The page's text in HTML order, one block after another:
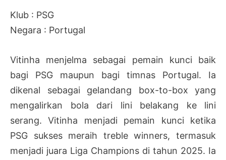
Klub : PSG
Negara : Portugal
Vitinha menjelma sebagai pemain kunci baik
bagi PSG maupun bagi timnas Portugal. Ia
dikenal sebagai gelandang box-to-box yang
mengalirkan bola dari lini belakang ke lini
serang. Vitinha menjadi pemain kunci ketika
PSG sukses meraih treble winners, termasuk
menjadi juara Liga Champions di tahun 2025. Ia